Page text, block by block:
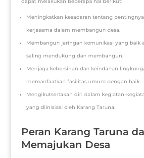
Meningkatkan kesadaran tentang
kerjasama dalam membangun desa.
Membangun jaringan komunikasi yang baik
saling mendukung dan membangun.
Menjaga kebersihan dan keindahan
memanfaatkan fasilitas umum dengan baik.
Mengikutsertakan diri dalam kegiatan-
yang diinisiasi oleh Karang Taruna.
Peran Karang Taruna
Memajukan Desa